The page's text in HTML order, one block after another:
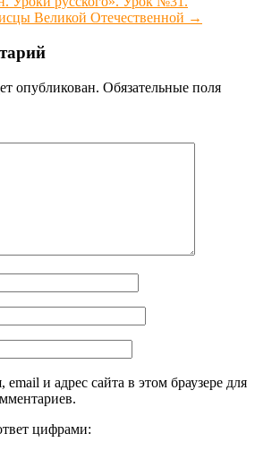
Великой Отечественной →
опубликован. Обязательные поля
и адрес сайта в этом браузере для
цифрами: